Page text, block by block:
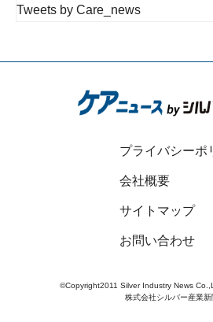
Tweets by Care_news
プライバシーポ
会社概要
サイトマップ
お問い合わせ
©Copyright2011 Silver Industry News
株式会社シルバー産業新